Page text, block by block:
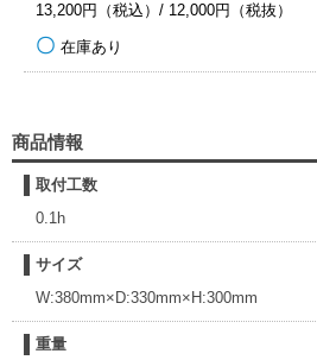
13,200円（税込）/ 12,000円（税抜）
在庫あり
商品情報
取付工数
0.1h
サイズ
W:380mm×D:330mm×H:300mm
重量